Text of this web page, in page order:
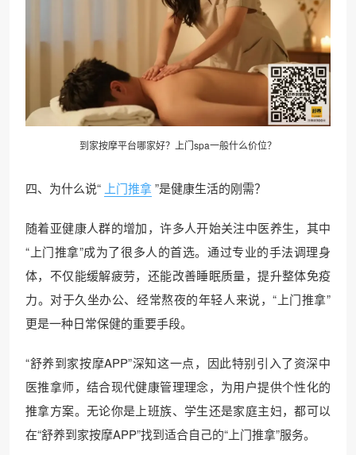
到家按摩平台哪家好？上门spa一般什么价位？
四、为什么说“ 上门推拿”是健康生活的刚需？
随着亚健康人群的增加，许多人开始关注中医养生，其中
“上门推拿”成为了很多人的首选。通过专业的手法调理身
体，不仅能缓解疲劳，还能改善睡眠质量，提升整体免疫
力。对于久坐办公、经常熬夜的年轻人来说，“上门推拿”
更是一种日常保健的重要手段。
“舒养到家按摩APP”深知这一点，因此特别引入了资深中
医推拿师，结合现代健康管理理念，为用户提供个性化的
推拿方案。无论你是上班族、学生还是家庭主妇，都可以
在“舒养到家按摩APP”找到适合自己的“上门推拿”服务。